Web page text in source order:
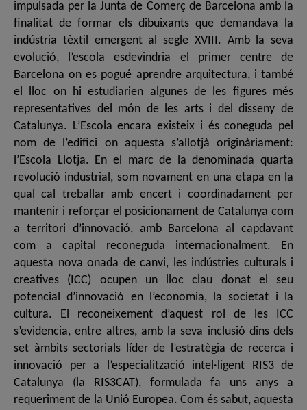
impulsada per la Junta de Comerç de Barcelona amb la
finalitat de formar els dibuixants que demandava la
indústria tèxtil emergent al segle XVIII. Amb la seva
evolució, l’escola esdevindria el primer centre de
Barcelona on es pogué aprendre arquitectura, i també
el lloc on hi estudiarien algunes de les figures més
representatives del món de les arts i del disseny de
Catalunya. L’Escola encara existeix i és coneguda pel
nom de l’edifici on aquesta s’allotjà originàriament:
l’Escola Llotja. En el marc de la denominada quarta
revolució industrial, som novament en una etapa en la
qual cal treballar amb encert i coordinadament per
mantenir i reforçar el posicionament de Catalunya com
a territori d’innovació, amb Barcelona al capdavant
com a capital reconeguda internacionalment. En
aquesta nova onada de canvi, les indústries culturals i
creatives (ICC) ocupen un lloc clau donat el seu
potencial d’innovació en l’economia, la societat i la
cultura. El reconeixement d’aquest rol de les ICC
s’evidencia, entre altres, amb la seva inclusió dins dels
set àmbits sectorials líder de l’estratègia de recerca i
innovació per a l’especialització intel·ligent RIS3 de
Catalunya (la RIS3CAT), formulada fa uns anys a
requeriment de la Unió Europea. Com és sabut, aquesta